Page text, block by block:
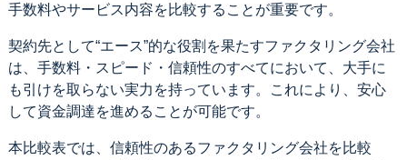
手数料やサービス内容を比較することが重要です。
契約先として“エース”的な役割を果たすファクタリング会社
は、手数料・スピード・信頼性のすべてにおいて、大手に
も引けを取らない実力を持っています。これにより、安心
して資金調達を進めることが可能です。
本比較表では、信頼性のあるファクタリング会社を比較